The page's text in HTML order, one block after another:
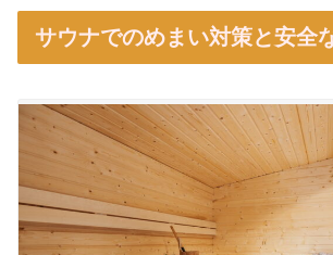
サウナでのめまい対策と安全